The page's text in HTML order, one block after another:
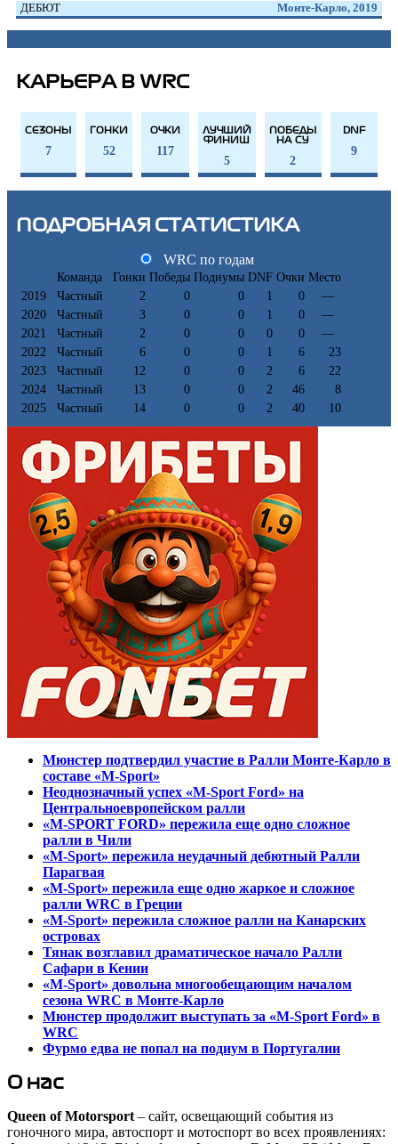
ДЕБЮТ Монте-Карло, 2019
КАРЬЕРА В WRC
СЕЗОНЫ
7
ГОНКИ
52
ОЧКИ
117
ЛУЧШИЙ
ФИНИШ
5
ПОБЕДЫ
НА СУ
2
DNF
9
ПОДРОБНАЯ СТАТИСТИКА
WRC по годам
Команда Гонки Победы Подиумы DNF Очки Место
2019
Частный 2 0 0 1 0
—
2020
Частный 3 0 0 1 0
—
2021
Частный 2 0 0 0 0
—
2022
Частный 6 0 0 1 6
23
2023
Частный 12 0 0 2 6
22
2024
Частный 13 0 0 2 46
8
2025
Частный 14 0 0 2 40 10
Мюнстер подтвердил участие в Ралли Монте-Карло в
составе «M-Sport»
Неоднозначный успех «M-Sport Ford» на
Центральноевропейском ралли
«M-SPORT FORD» пережила еще одно сложное
ралли в Чили
«M-Sport» пережила неудачный дебютный Ралли
Парагвая
«M-Sport» пережила еще одно жаркое и сложное
ралли WRC в Греции
«M-Sport» пережила сложное ралли на Канарских
островах
Тянак возглавил драматическое начало Ралли
Сафари в Кении
«M-Sport» довольна многообещающим началом
сезона WRC в Монте-Карло
Мюнстер продолжит выступать за «M-Sport Ford» в
WRC
Фурмо едва не попал на подиум в Португалии
О нас
Queen of Motorsport – сайт, освещающий события из
гоночного мира, автоспорт и мотоспорт во всех проявлениях: